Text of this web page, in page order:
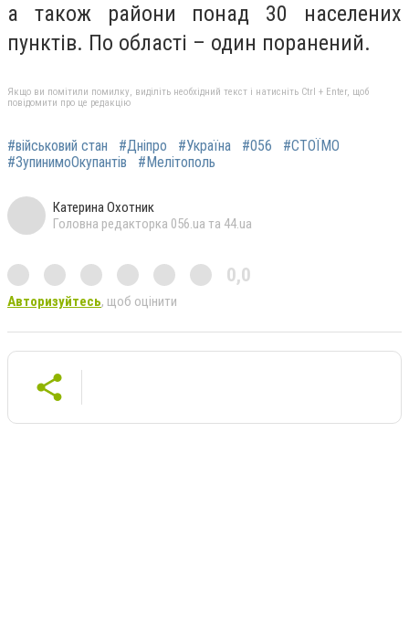
а також райони понад 30 населених
пунктів. По області – один поранений.
Якщо ви помітили помилку, виділіть необхідний текст і натисніть Ctrl + Enter, щоб
повідомити про це редакцію
#військовий стан #Дніпро #Україна #056
#СТОЇМО
#ЗупинимоОкупантів
#Мелітополь
Катерина Охотник
Головна редакторка 056.ua та 44.ua
0,0
Авторизуйтесь, щоб оцінити